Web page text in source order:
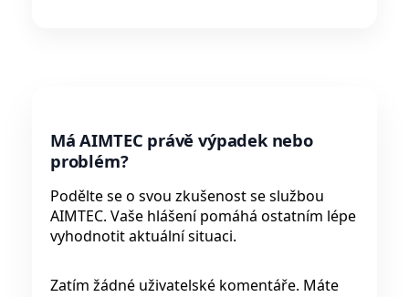
Má AIMTEC právě výpadek nebo
problém?
Podělte se o svou zkušenost se službou
AIMTEC. Vaše hlášení pomáhá ostatním lépe
vyhodnotit aktuální situaci.
Zatím žádné uživatelské komentáře. Máte